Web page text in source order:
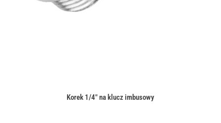
Korek 1/4" na klucz imbusowy